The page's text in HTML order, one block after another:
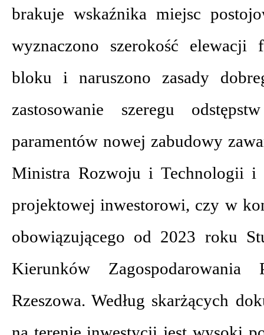
brakuje wskaźnika miejsc
wyznaczono szerokość elewacji
bloku i naruszono zasady
zastosowanie szeregu
paramentów nowej zabudowy
Ministra Rozwoju i Technologii i
projektowej inwestorowi, czy w
obowiązującego od 2023 roku
Kierunków Zagospodarowania
Rzeszowa. Według skarżących